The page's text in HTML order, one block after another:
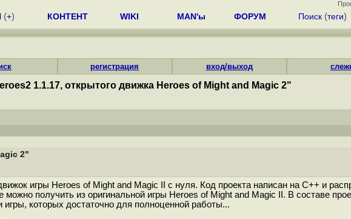
(+) КОНТЕНТ WIKI MAN'ы ФОРУМ Поиск (теги)
регистрация вход/выход
1.1.17, открытого движка Heroes of Might and Magic 2"
2"
игры Heroes of Might and Magic II с нуля. Код проекта написан на C++ и
получить из оригинальной игры Heroes of Might and Magic II. В составе
игры, которых достаточно для полноценной работы...